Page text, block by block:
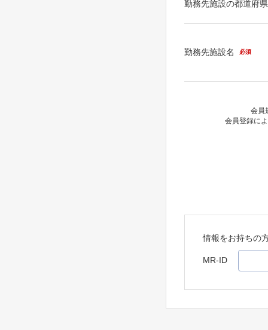
勤務先施設の都道府
勤務先施設名 必須
会員
会員登録に
情報をお持ちの
MR-ID